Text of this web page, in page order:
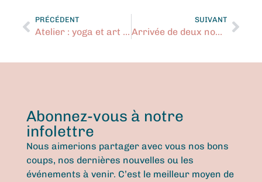
PRÉCÉDENT
Atelier : yoga et art collectif
SUIVANT
Arrivée de deux nouvelles administratrices au conseil d’administration
Abonnez-vous à notre
infolettre
Nous aimerions partager avec vous nos bons
coups, nos dernières nouvelles ou les
événements à venir. C’est le meilleur moyen de